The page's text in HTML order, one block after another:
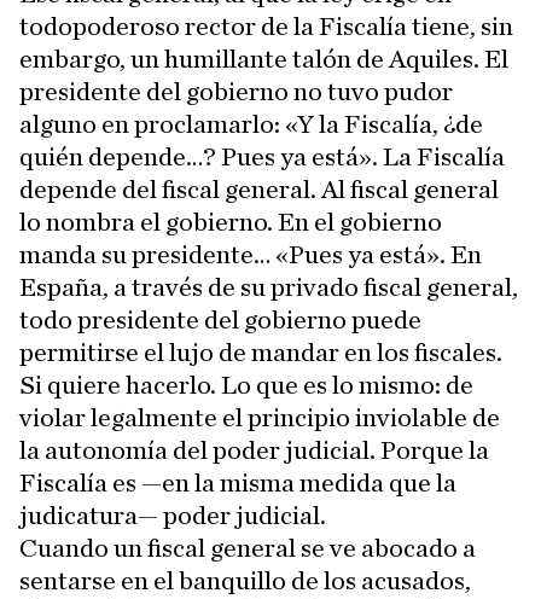
todopoderoso rector de la Fiscalía tiene, sin
embargo, un humillante talón de Aquiles. El
presidente del gobierno no tuvo pudor
alguno en proclamarlo: «Y la Fiscalía, ¿de
quién depende…? Pues ya está». La Fiscalía
depende del fiscal general. Al fiscal general
lo nombra el gobierno. En el gobierno
manda su presidente… «Pues ya está». En
España, a través de su privado fiscal general,
todo presidente del gobierno puede
permitirse el lujo de mandar en los fiscales.
Si quiere hacerlo. Lo que es lo mismo: de
violar legalmente el principio inviolable de
la autonomía del poder judicial. Porque la
Fiscalía es —en la misma medida que la
judicatura— poder judicial.
Cuando un fiscal general se ve abocado a
sentarse en el banquillo de los acusados,